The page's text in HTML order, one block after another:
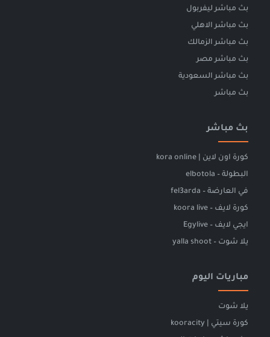
بث مباشر ليفربول
بث مباشر الاهلي
بث مباشر الزمالك
بث مباشر مصر
بث مباشر السعودية
بث مباشر
بث مباشر
كورة اون لاين | kora online
البطولة – elbotola
في العارضة – fel3arda
كورة لايف – koora live
ايجي لايف – Egylive
يلا شوت – yalla shoot
مباريات اليوم
يلا شوت
كورة سيتي | kooracity